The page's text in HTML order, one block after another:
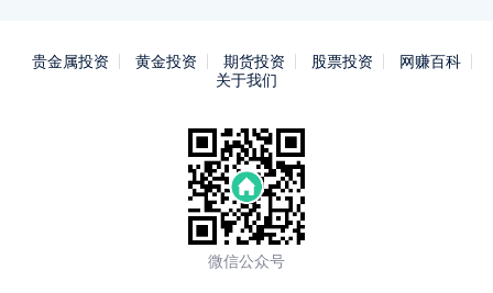
贵金属投资 黄金投资 期货投资 股票投资
网赚百科
关于我们
微信公众号